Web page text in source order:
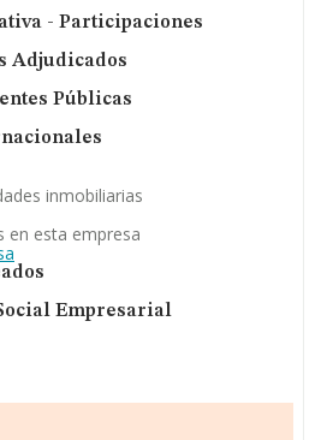
- Participaciones
Adjudicados
Públicas
inmobiliarias
en esta empresa
Empresarial